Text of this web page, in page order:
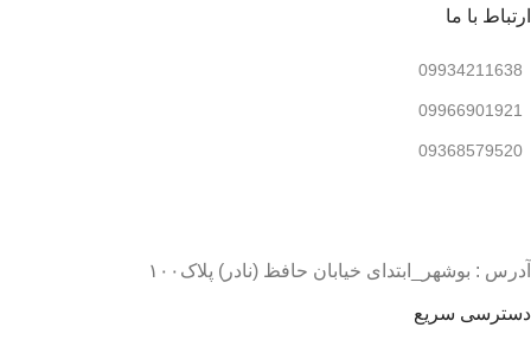
ارتباط با ما
09934211638
09966901921
09368579520
آدرس : بوشهر_ابتدای خیابان حافظ (نادر) پلاک۱۰۰
دسترسی سریع